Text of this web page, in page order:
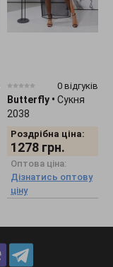
0 відгуків
Butterfly • Сукня
2038
Роздрібна ціна:
1278 грн.
Оптова ціна:
Дізнатись оптову
ціну